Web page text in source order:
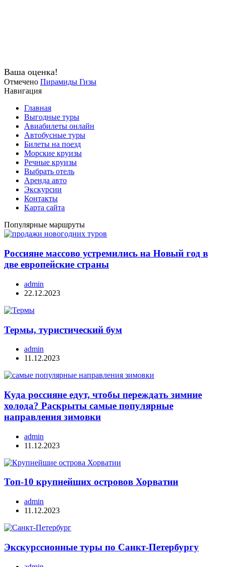
Ваша оценка!
Отмечено Пирамиды Гизы
Навигация
Главная
Выгодные туры
Авиабилеты онлайн
Автобусные туры
Билеты на поезд
Морские круизы
Речные круизы
Выбрать отель
Аренда авто
Экскурсии
Контакты
Карта сайта
Популярные маршруты
Россияне массово устремились на Новый год в
две европейские страны
admin
22.12.2023
Термы, туристический бум
admin
11.12.2023
Куда россияне едут, чтобы переждать зимние
холода? Раскрыты самые популярные
направления зимовки
admin
11.12.2023
Топ-10 крупнейших островов Хорватии
admin
11.12.2023
Экскурссионные туры по Санкт-Петербургу